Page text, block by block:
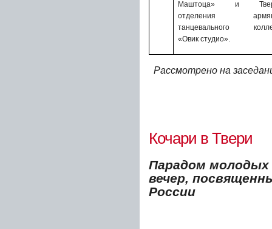
Маштоца» и
отделения
танцевального
«Овик студио».
Рассмотрено на
Кочари в Твери
Парадом
вечер,
России